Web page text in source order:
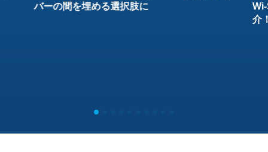
バーの間を埋める選択肢に
介